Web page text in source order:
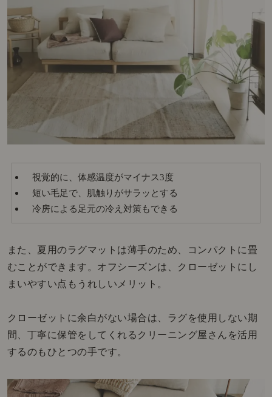
視覚的に、体感温度がマイナス3度
短い毛足で、肌触りがサラッとする
冷房による足元の冷え対策もできる
また、夏用のラグマットは薄手のため、コンパクトに畳
むことができます。オフシーズンは、クローゼットにし
まいやすい点もうれしいメリット。
クローゼットに余白がない場合は、ラグを使用しない期
間、丁寧に保管をしてくれるクリーニング屋さんを活用
するのもひとつの手です。